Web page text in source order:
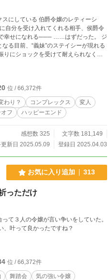
にしている 伯爵令嬢のレティーシ
自分を受け入れてくれる相手、侯爵令
る目前、“義妹”のステイシーが現れる
って婚約の解消を申し出るが、 ジェ
。 周囲とジェロームを
るしかない！ そう結論づけたレティ
に目をつける。 ……が、彼はなかなか
ます。 ★関連作品★ 『誕
！ 逃走スマイルベビー・ジョシュアく
位 / 66,372件
わり？ コンプレックス
変人
フ ハッピーエンド
感想数 325
文字数 181,149
新日 2025.05.09
登録日 2025.04.03
お気に入り追加 313
っただけ
て３人の令嬢が言い争いをしていた。
方の願い、叶って良かったですね？
位 / 66,372件
舞踏会
気の強い令嬢